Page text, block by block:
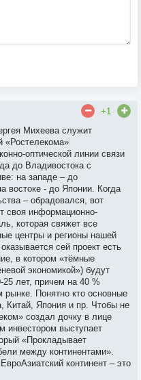
+1
Михеева служит
«Ростелекома»
оптической линии связи
до Владивостока с
на западе – до
востоке - до Японии. Когда
– обрадовался, вот
своя информационно-
которая свяжет все
центры и регионы нашей
сей проект есть
в котором «тёмные
экономикой») будут
25 лет, причем на 40 %
Понятно кто основные
Китай, Япония и пр. Чтобы не
создал дочку в лице
выступает
«Прокладывает
между континентами».
континент – это